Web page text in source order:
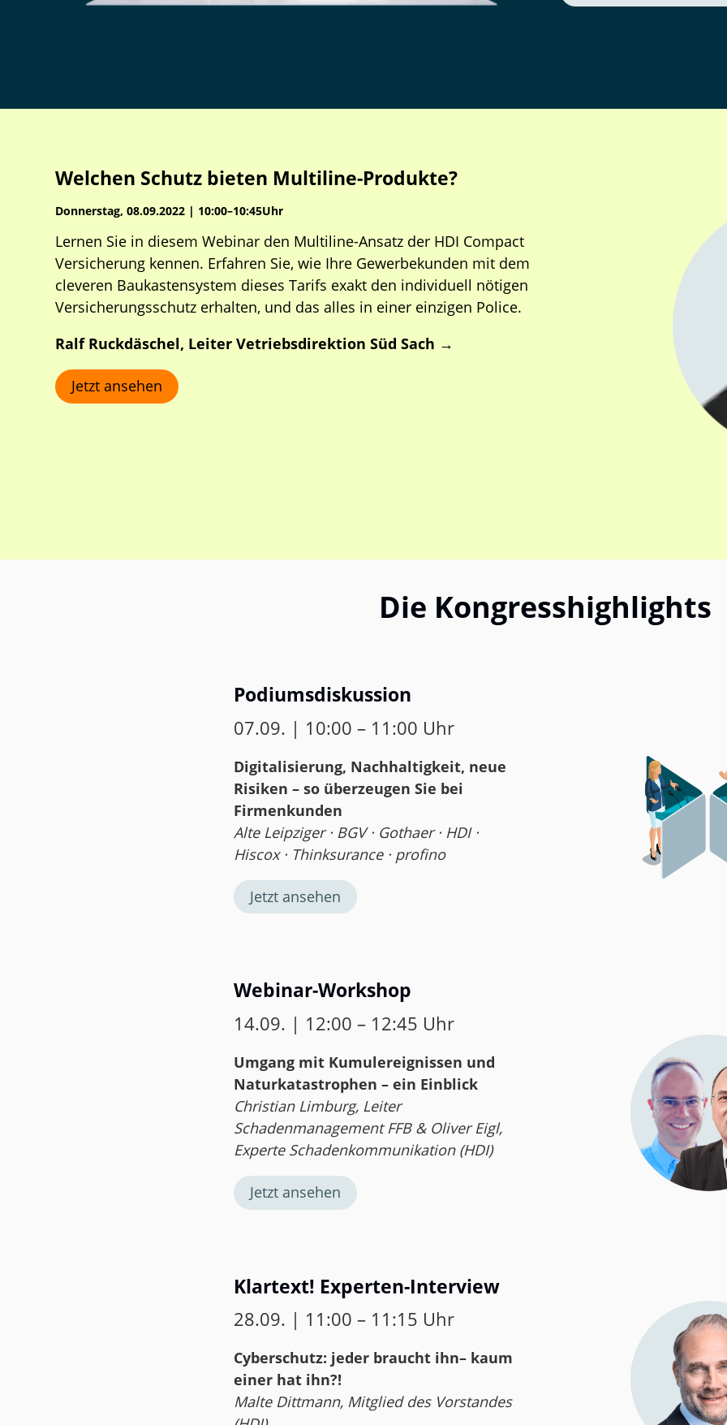
Welchen Schutz bieten Multiline-Produkte?
Donnerstag, 08.09.2022 | 10:00–10:45Uhr
Lernen Sie in diesem Webinar den Multiline-Ansatz der HDI Compact
Versicherung kennen. Erfahren Sie, wie Ihre Gewerbekunden mit dem
cleveren Baukastensystem dieses Tarifs exakt den individuell nötigen
Versicherungsschutz erhalten, und das alles in einer einzigen Police.
Ralf Ruckdäschel, Leiter Vetriebsdirektion Süd Sach →
Jetzt ansehen
Die Kongresshighlights
Podiumsdiskussion
07.09. | 10:00 – 11:00 Uhr
Digitalisierung, Nachhaltigkeit, neue
Risiken – so überzeugen Sie bei
Firmenkunden
Alte Leipziger · BGV · Gothaer · HDI ·
Hiscox · Thinksurance · profino
Jetzt ansehen
Webinar-Workshop
14.09. | 12:00 – 12:45 Uhr
Umgang mit Kumulereignissen und
Naturkatastrophen – ein Einblick
Christian Limburg, Leiter
Schadenmanagement FFB & Oliver Eigl,
Experte Schadenkommunikation (HDI)
Jetzt ansehen
Klartext! Experten-Interview
28.09. | 11:00 – 11:15 Uhr
Cyberschutz: jeder braucht ihn– kaum
einer hat ihn?!
Malte Dittmann, Mitglied des Vorstandes